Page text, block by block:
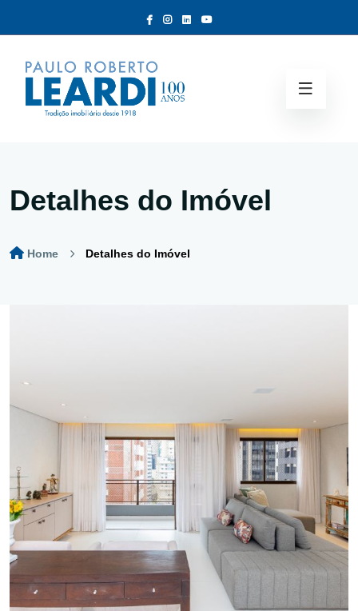
Detalhes do Imóvel
Home Detalhes do Imóvel